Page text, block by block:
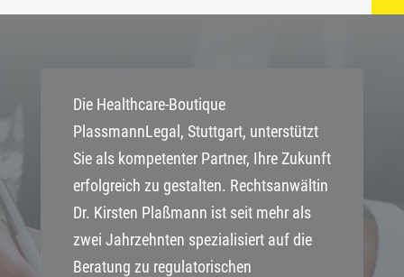
Die Healthcare-Boutique
PlassmannLegal, Stuttgart, unterstützt
Sie als kompetenter Partner, Ihre Zukunft
erfolgreich zu gestalten. Rechtsanwältin
Dr. Kirsten Plaßmann ist seit mehr als
zwei Jahrzehnten spezialisiert auf die
Beratung zu regulatorischen